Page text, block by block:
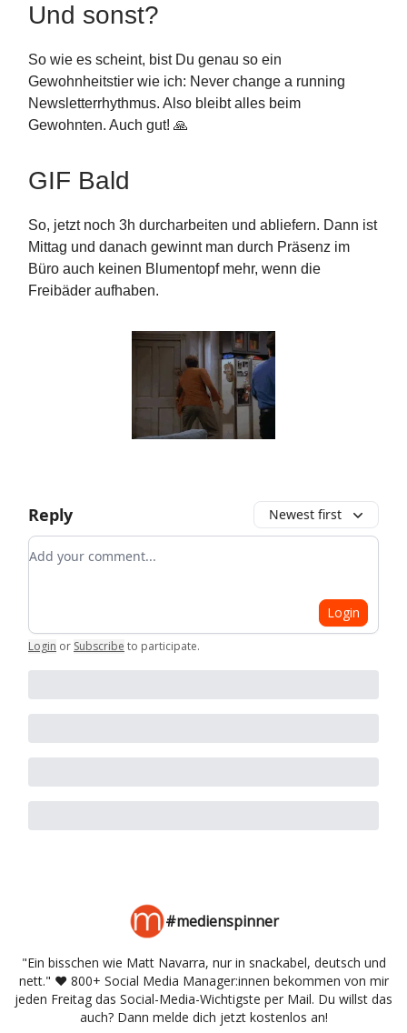
Und sonst?
So wie es scheint, bist Du genau so ein
Gewohnheitstier wie ich: Never change a running
Newsletterrhythmus. Also bleibt alles beim
Gewohnten. Auch gut! 🙏
GIF Bald
So, jetzt noch 3h durcharbeiten und abliefern. Dann ist
Mittag und danach gewinnt man durch Präsenz im
Büro auch keinen Blumentopf mehr, wenn die
Freibäder aufhaben.
Reply Newest first
Add your comment
Login
Login or Subscribe to participate.
#medienspinner
"Ein bisschen wie Matt Navarra, nur in snackabel, deutsch und
nett." ♥️ 800+ Social Media Manager:innen bekommen von mir
jeden Freitag das Social-Media-Wichtigste per Mail. Du willst das
auch? Dann melde dich jetzt kostenlos an!